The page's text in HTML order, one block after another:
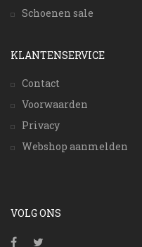
Schoenen sale
KLANTENSERVICE
Contact
Voorwaarden
Privacy
Webshop aanmelden
VOLG ONS